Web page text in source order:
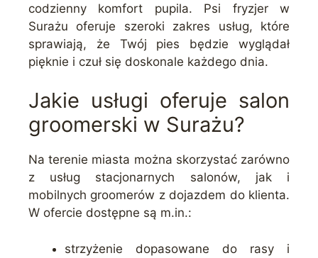
codzienny komfort pupila. Psi fryzjer w
Surażu oferuje szeroki zakres usług, które
sprawiają, że Twój pies będzie wyglądał
pięknie i czuł się doskonale każdego dnia.
Jakie usługi oferuje salon
groomerski w Surażu?
Na terenie miasta można skorzystać zarówno
z usług stacjonarnych salonów, jak i
mobilnych groomerów z dojazdem do klienta.
W ofercie dostępne są m.in.:
strzyżenie dopasowane do rasy i